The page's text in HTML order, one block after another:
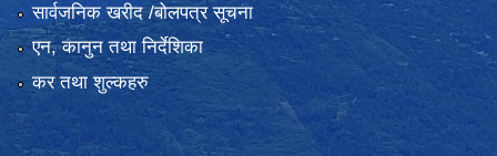
सार्वजनिक खरीद /बोलपत्र सूचना
एन, कानुन तथा निर्देशिका
कर तथा शुल्कहरु